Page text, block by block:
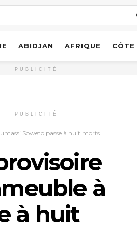
ABIDJAN AFRIQUE CÔTE
PUBLICITÉ
PUBLICITÉ
Soweto passe à huit morts
à
à huit